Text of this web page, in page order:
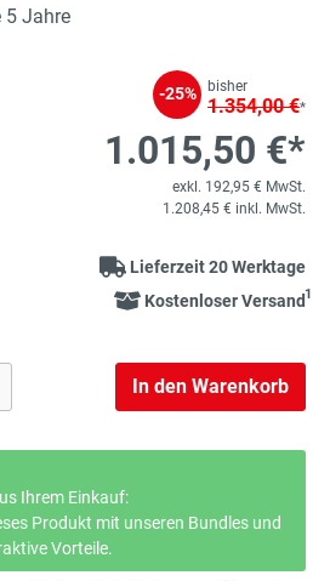
5 Jahre
-25% bisher
1.354,00 €*
1.015,50 €*
exkl. 192,95 € MwSt.
1.208,45 € inkl. MwSt.
Lieferzeit 20 Werktage
Kostenloser Versand1
Gib den gewünschten
In den Warenkorb
Ihrem Einkauf:
Produkt mit unseren Bundles und
Vorteile.